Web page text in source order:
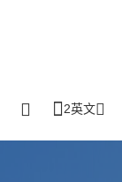
2英文